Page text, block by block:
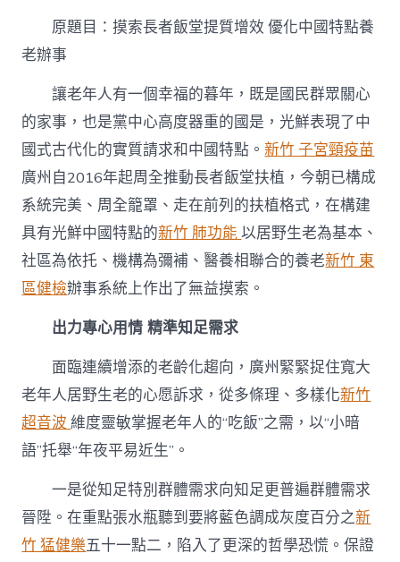
飯
堂
增
森
和
診
所
家
醫
科
效
優
化
養
老
辦
事〉
中
原題目：摸索長者飯堂提質增效 優化中國特點養
老辦事
讓老年人有一個幸福的暮年，既是國民群眾關心
的家事，也是黨中心高度器重的國是，光鮮表現了中
國式古代化的實質請求和中國特點。新竹 子宮頸疫苗
廣州自2016年起周全推動長者飯堂扶植，今朝已構成
系統完美、周全籠罩、走在前列的扶植格式，在構建
具有光鮮中國特點的新竹 肺功能以居野生老為基本、
社區為依托、機構為彌補、醫養相聯合的養老新竹 東
區健檢辦事系統上作出了無益摸索。
出力專心用情 精準知足需求
面臨連續增添的老齡化趨向，廣州緊緊捉住寬大
老年人居野生老的心愿訴求，從多條理、多樣化新竹
超音波維度靈敏掌握老年人的“吃飯”之需，以“小暗
語”托舉“年夜平易近生”。
一是從知足特別群體需求向知足更普遍群體需求
晉陞。在重點張水瓶聽到要將藍色調成灰度百分之新
竹 猛健樂五十一點二，陷入了更深的哲學恐慌。保證